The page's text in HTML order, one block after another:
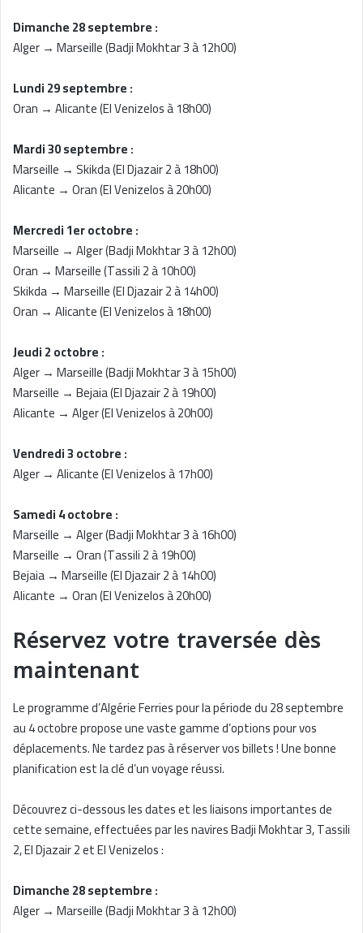
Dimanche 28 septembre :
Alger → Marseille (Badji Mokhtar 3 à 12h00)
Lundi 29 septembre :
Oran → Alicante (El Venizelos à 18h00)
Mardi 30 septembre :
Marseille → Skikda (El Djazair 2 à 18h00)
Alicante → Oran (El Venizelos à 20h00)
Mercredi 1er octobre :
Marseille → Alger (Badji Mokhtar 3 à 12h00)
Oran → Marseille (Tassili 2 à 10h00)
Skikda → Marseille (El Djazair 2 à 14h00)
Oran → Alicante (El Venizelos à 18h00)
Jeudi 2 octobre :
Alger → Marseille (Badji Mokhtar 3 à 15h00)
Marseille → Bejaia (El Djazair 2 à 19h00)
Alicante → Alger (El Venizelos à 20h00)
Vendredi 3 octobre :
Alger → Alicante (El Venizelos à 17h00)
Samedi 4 octobre :
Marseille → Alger (Badji Mokhtar 3 à 16h00)
Marseille → Oran (Tassili 2 à 19h00)
Bejaia → Marseille (El Djazair 2 à 14h00)
Alicante → Oran (El Venizelos à 20h00)
Réservez votre traversée dès
maintenant
Le programme d’Algérie Ferries pour la période du 28 septembre
au 4 octobre propose une vaste gamme d’options pour vos
déplacements. Ne tardez pas à réserver vos billets ! Une bonne
planification est la clé d’un voyage réussi.
Découvrez ci-dessous les dates et les liaisons importantes de
cette semaine, effectuées par les navires Badji Mokhtar 3, Tassili
2, El Djazair 2 et El Venizelos :
Dimanche 28 septembre :
Alger → Marseille (Badji Mokhtar 3 à 12h00)